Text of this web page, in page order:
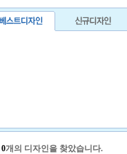
0개의 디자인을 찾았습니다.